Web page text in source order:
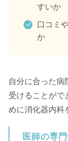
すいか
口コミ
か
自分に合った病
受けることがで
めに消化器内科
医師の専